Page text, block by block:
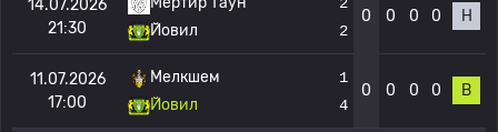
14.07.2026
21:30
Йовил
2
0 0 0 0 Н
11.07.2026
17:00
Мелкшем
Йовил
1
4
0 0 0 0 В